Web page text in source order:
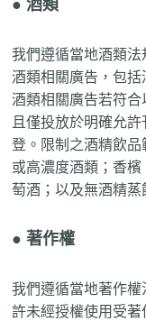
●酒類
我們遵循當地酒類
酒類相關廣告，包
酒類相關廣告若符合
且僅投放於明確允
登。限制之酒精飲
或高濃度酒類；香
萄酒；以及無酒精蒸
● 著作權
我們遵循當地著作
許未經授權使用受